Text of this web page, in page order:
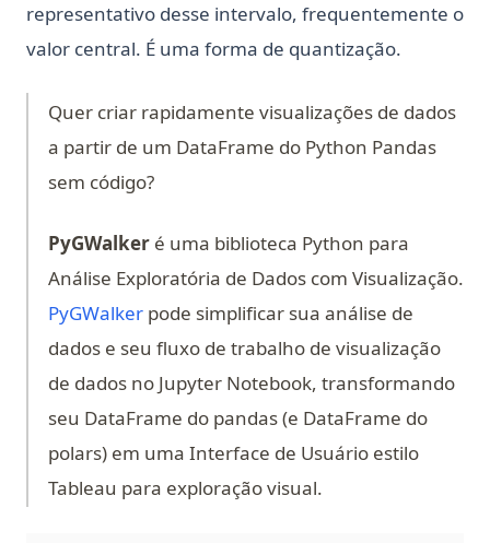
representativo desse intervalo, frequentemente o
valor central. É uma forma de quantização.
Quer criar rapidamente visualizações de dados
a partir de um DataFrame do Python Pandas
sem código?
PyGWalkeré uma biblioteca Python para
Análise Exploratória de Dados com Visualização.
PyGWalker(opens in a new tab)
pode simplificar sua análise de
dados e seu fluxo de trabalho de visualização
de dados no Jupyter Notebook, transformando
seu DataFrame do pandas (e DataFrame do
polars) em uma Interface de Usuário estilo
Tableau para exploração visual.